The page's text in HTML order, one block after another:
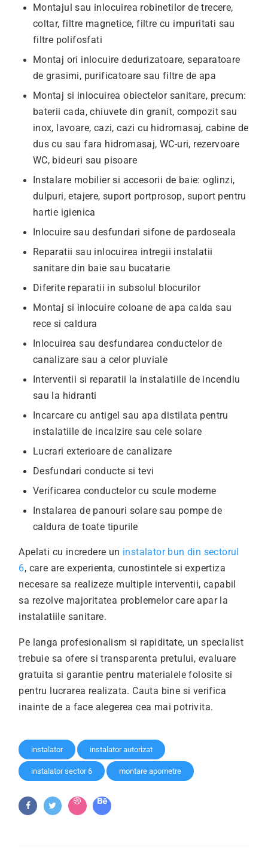
Montajul sau inlocuirea robinetilor de trecere,
coltar, filtre magnetice, filtre cu impuritati sau
filtre polifosfati
Montaj ori inlocuire dedurizatoare, separatoare
de grasimi, purificatoare sau filtre de apa
Montaj si inlocuirea obiectelor sanitare, precum:
baterii cada, chiuvete din granit, compozit sau
inox, lavoare, cazi, cazi cu hidromasaj, cabine de
dus cu sau fara hidromasaj, WC-uri, rezervoare
WC, bideuri sau pisoare
Instalare mobilier si accesorii de baie: oglinzi,
dulpuri, etajere, suport portprosop, suport pentru
hartie igienica
Inlocuire sau desfundari sifone de pardoseala
Reparatii sau inlocuirea intregii instalatii
sanitare din baie sau bucatarie
Diferite reparatii in subsolul blocurilor
Montaj si inlocuire coloane de apa calda sau
rece si caldura
Inlocuirea sau desfundarea conductelor de
canalizare sau a celor pluviale
Interventii si reparatii la instalatiile de incendiu
sau la hidranti
Incarcare cu antigel sau apa distilata pentru
instalatiile de incalzire sau cele solare
Lucrari exterioare de canalizare
Desfundari conducte si tevi
Verificarea conductelor cu scule moderne
Instalarea de panouri solare sau pompe de
caldura de toate tipurile
Apelati cu incredere un instalator bun din sectorul
6, care are experienta, cunostintele si expertiza
necesare sa realizeze multiple interventii, capabil
sa rezolve majoritatea problemelor care apar la
instalatiile sanitare.
Pe langa profesionalism si rapiditate, un specialist
trebuie sa ofere si transparenta pretului, evaluare
gratuita si garantie pentru materialele folosite si
pentru lucrarea realizata. Cauta bine si verifica
inainte de a face alegerea cea mai potrivita.
instalator instalator autorizat
instalator sector 6 montare apometre